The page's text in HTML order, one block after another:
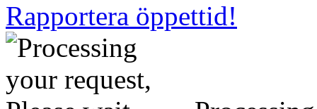
Rapportera öppettid!